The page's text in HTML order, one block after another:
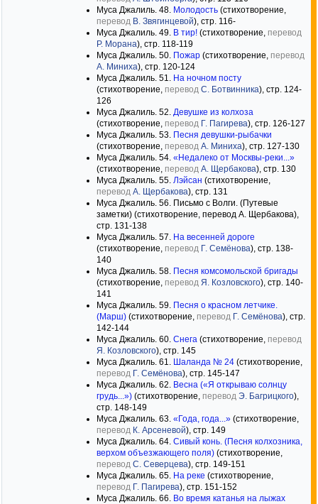
Муса Джалиль. 48. Молодость (стихотворение,
перевод В. Звягинцевой), стр. 116-
Муса Джалиль. 49. В тир! (стихотворение, перевод
Р. Морана), стр. 118-119
Муса Джалиль. 50. Пожар (стихотворение, перевод
А. Миниха), стр. 120-124
Муса Джалиль. 51. На ночном посту
(стихотворение, перевод С. Ботвинника), стр. 124-
126
Муса Джалиль. 52. Девушке из колхоза
(стихотворение, перевод Г. Пагирева), стр. 126-127
Муса Джалиль. 53. Песня девушки-рыбачки
(стихотворение, перевод А. Миниха), стр. 127-130
Муса Джалиль. 54. «Недалеко от Москвы-реки...»
(стихотворение, перевод А. Щербакова), стр. 130
Муса Джалиль. 55. Лэйсан (стихотворение,
перевод А. Щербакова), стр. 131
Муса Джалиль. 56. Письмо с Волги. (Путевые
заметки) (стихотворение, перевод А. Щербакова),
стр. 131-138
Муса Джалиль. 57. На весенней дороге
(стихотворение, перевод Г. Семёнова), стр. 138-
140
Муса Джалиль. 58. Песня комсомольской бригады
(стихотворение, перевод Я. Козловского), стр. 140-
141
Муса Джалиль. 59. Песня о красном летчике.
(Марш) (стихотворение, перевод Г. Семёнова), стр.
142-144
Муса Джалиль. 60. Снега (стихотворение, перевод
Я. Козловского), стр. 145
Муса Джалиль. 61. Шаланда № 24 (стихотворение,
перевод Г. Семёнова), стр. 145-147
Муса Джалиль. 62. Весна («Я открываю солнцу
грудь...») (стихотворение, перевод Э. Багрицкого),
стр. 148-149
Муса Джалиль. 63. «Года, года...» (стихотворение,
перевод К. Арсеневой), стр. 149
Муса Джалиль. 64. Сивый конь. (Песня колхозника,
верхом объезжающего поля) (стихотворение,
перевод С. Северцева), стр. 149-151
Муса Джалиль. 65. На реке (стихотворение,
перевод Г. Пагирева), стр. 151-152
Муса Джалиль. 66. Во время катанья на лыжах